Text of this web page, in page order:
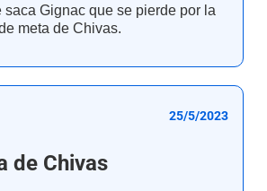
saca Gignac que se pierde por la
meta de Chivas.
25/5/2023
de Chivas